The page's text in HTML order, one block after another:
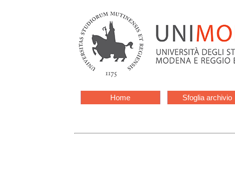
Home Sfoglia archivio